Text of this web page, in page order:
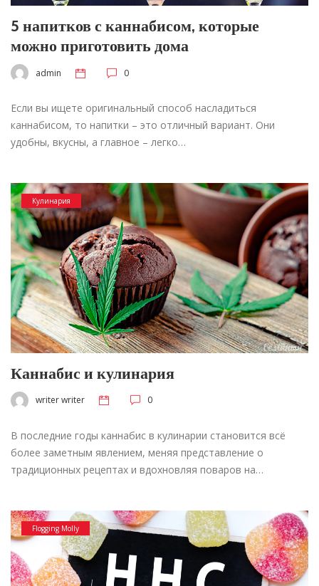
5 напитков с каннабисом, которые
можно приготовить дома
admin 0
Если вы ищете оригинальный способ насладиться
каннабисом, то напитки – это отличный вариант. Они
удобны, вкусны, а главное – легко…
Кулинария
Каннабис и кулинария
writer writer 0
В последние годы каннабис в кулинарии становится всё
более заметным явлением, меняя представление о
традиционных рецептах и вдохновляя поваров на…
Flogging Molly